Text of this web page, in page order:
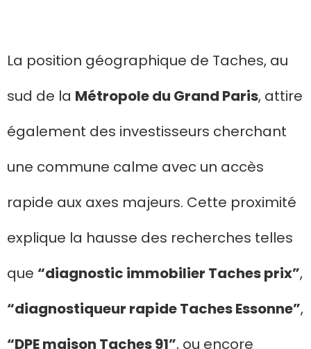
La position géographique de Taches, au
sud de la Métropole du Grand Paris, attire
également des investisseurs cherchant
une commune calme avec un accès
rapide aux axes majeurs. Cette proximité
explique la hausse des recherches telles
que “diagnostic immobilier Taches prix”,
“diagnostiqueur rapide Taches Essonne”,
“DPE maison Taches 91”, ou encore